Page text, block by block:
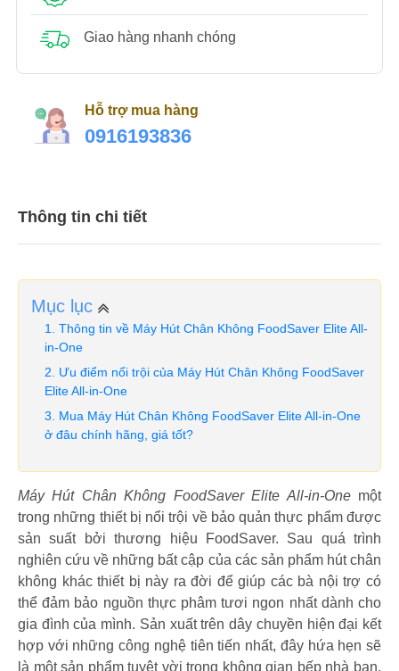
Giao hàng nhanh chóng
Hỗ trợ mua hàng
0916193836
Thông tin chi tiết
Mục lục
Thông tin về Máy Hút Chân Không FoodSaver Elite All-
in-One
Ưu điểm nổi trội của Máy Hút Chân Không FoodSaver
Elite All-in-One
Mua Máy Hút Chân Không FoodSaver Elite All-in-One
ở đâu chính hãng, giá tốt?
Máy Hút Chân Không FoodSaver Elite All-in-Onemột
trong những thiết bị nổi trội về bảo quản thực phẩm được
sản suất bởi thương hiệu FoodSaver. Sau quá trình
nghiên cứu về những bất cập của các sản phẩm hút chân
không khác thiết bị này ra đời để giúp các bà nội trợ có
thể đảm bảo nguồn thực phâm tươi ngon nhất dành cho
gia đình của mình. Sản xuất trên dây chuyền hiện đại kết
hợp với những công nghệ tiên tiến nhất, đây hứa hẹn sẽ
là một sản phẩm tuyệt vời trong không gian bếp nhà bạn.